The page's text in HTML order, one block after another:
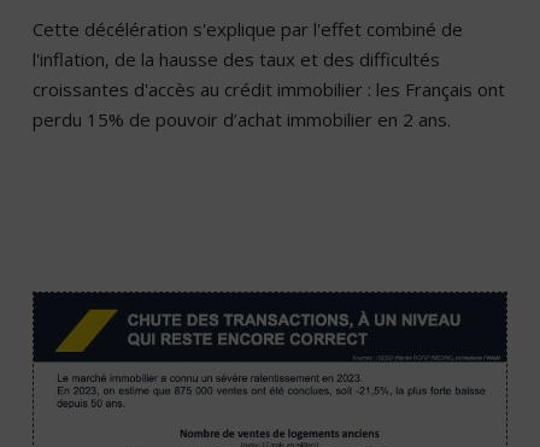
Cette décélération s'explique par l'effet combiné de
l'inflation, de la hausse des taux et des difficultés
croissantes d'accès au crédit immobilier : les Français ont
perdu 15% de pouvoir d’achat immobilier en 2 ans.